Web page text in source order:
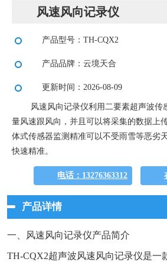
风速风向记录仪
产品型号：TH-CQX2
产品品牌：云境天合
更新时间：2026-08-09
风速风向记录仪利用二要素超声波传
量风速跟风向，并且可以将采集的数据上
体式传感器监测精准可以不受雨雪等恶劣
快速精准。
电话：13276363312
产品详情
一、风速风向记录仪产品简介
TH-CQX2超声波风速风向记录仪是一